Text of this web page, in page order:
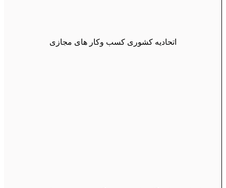
اتحادیه کشوری کسب وکار های مجازی